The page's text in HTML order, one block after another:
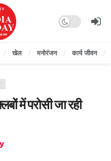
Dark mode
खेल मनोरंजन कार्य जीवन
में परोसी जा रही